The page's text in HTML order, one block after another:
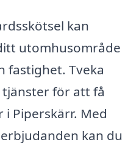
kan
utomhusområde
fastighet. Tveka
för att få
Piperskärr. Med
kan du